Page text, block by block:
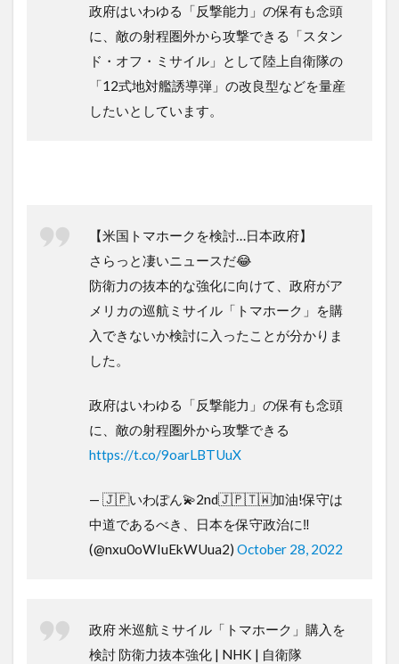
政府はいわゆる「反撃能力」の保有も念頭
に、敵の射程圏外から攻撃できる「スタン
ド・オフ・ミサイル」として陸上自衛隊の
「12式地対艦誘導弾」の改良型などを量産
したいとしています。
【米国トマホークを検討…日本政府】
さらっと凄いニュースだ😂
防衛力の抜本的な強化に向けて、政府がア
メリカの巡航ミサイル「トマホーク」を購
入できないか検討に入ったことが分かりま
した。
政府はいわゆる「反撃能力」の保有も念頭
に、敵の射程圏外から攻撃できる
https://t.co/9oarLBTUuX
— 🇯🇵いわぽん💫2nd🇯🇵🇹🇼加油!保守は
中道であるべき、日本を保守政治に‼️
(@nxu0oWIuEkWUua2) October 28, 2022
政府 米巡航ミサイル「トマホーク」購入を
検討 防衛力抜本強化 | NHK | 自衛隊